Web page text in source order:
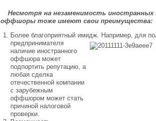
Несмотря на незаменимость иностранных
оффшоры тоже имеют свои преимущества:
Более благоприятный имидж. Например, для
предпринимателя
наличие иностранного
оффшора может
подпортить репутацию, а
любая сделка
отечественной компании
с зарубежным
оффшором может стать
причиной налоговой
проверки.